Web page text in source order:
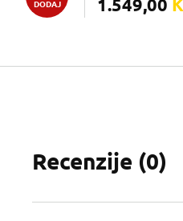
DODAJ 1.549,00
Recenzije (0)